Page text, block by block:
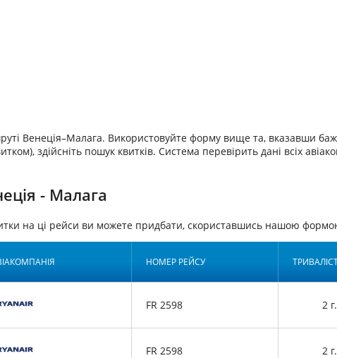
Венеція–Малага. Використовуйте форму вище та, вказавши
здійсніть пошук квитків. Система перевірить дані всіх
- Малага
на ці рейси ви можете придбати, скориставшись нашою
НОМЕР РЕЙСУ
FR 2598 2
FR 2598 2